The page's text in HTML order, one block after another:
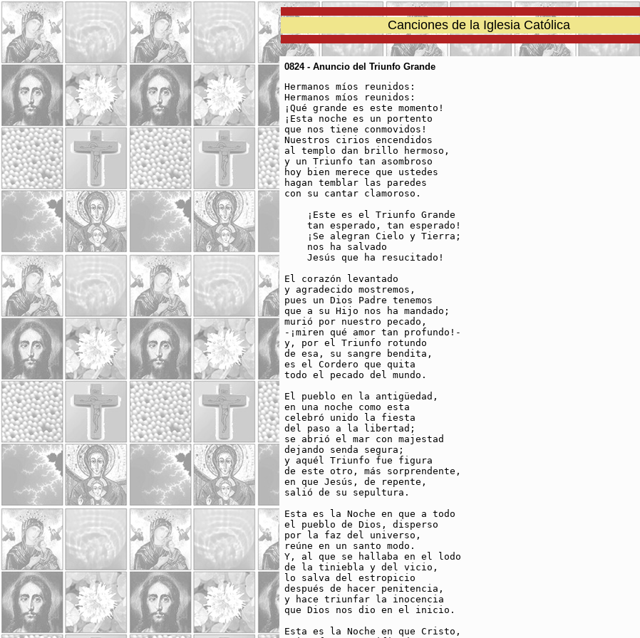
Canciones de la Iglesia Católica
0824 - Anuncio del Triunfo Grande
Hermanos míos reunidos:
Hermanos míos reunidos:
¡Qué grande es este momento!
¡Esta noche es un portento
que nos tiene conmovidos!
Nuestros cirios encendidos
al templo dan brillo hermoso,
y un Triunfo tan asombroso
hoy bien merece que ustedes
hagan temblar las paredes
con su cantar clamoroso.
    ¡Este es el Triunfo Grande
    tan esperado, tan esperado!
    ¡Se alegran Cielo y Tierra;
    nos ha salvado
    Jesús que ha resucitado!
El corazón levantado
y agradecido mostremos,
pues un Dios Padre tenemos
que a su Hijo nos ha mandado;
murió por nuestro pecado,
-¡miren qué amor tan profundo!-
y, por el Triunfo rotundo
de esa, su sangre bendita,
es el Cordero que quita
todo el pecado del mundo.
El pueblo en la antigüedad,
en una noche como esta
celebró unido la fiesta
del paso a la libertad;
se abrió el mar con majestad
dejando senda segura;
y aquél Triunfo fue figura
de este otro, más sorprendente,
en que Jesús, de repente,
salió de su sepultura.
Esta es la Noche en que a todo
el pueblo de Dios, disperso
por la faz del universo,
reúne en un santo modo.
Y, al que se hallaba en el lodo
de la tiniebla y del vicio,
lo salva del estropicio
después de hacer penitencia,
y hace triunfar la inocencia
que Dios nos dio en el inicio.
Esta es la Noche en que Cristo,